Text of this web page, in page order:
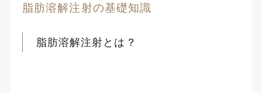
脂肪溶解注射の基礎知識
脂肪溶解注射とは？